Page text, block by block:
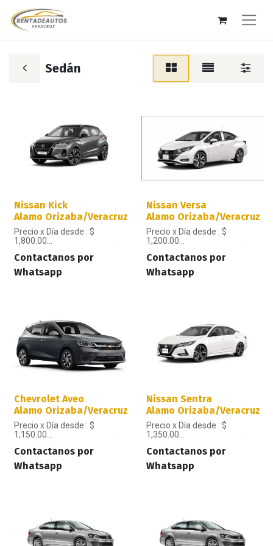
Sedán
Nissan Kick
Alamo Orizaba/Veracruz
Precio x Día desde : $
1,800.00
10,800.00
Precio x Mes: $ 43,200.00
Contactanos por
Whatsapp
Nissan Versa
Alamo Orizaba/Veracruz
Precio x Día desde : $
1,200.00
7,200.00
Precio x Mes: $ 28,800.00
Contactanos por
Whatsapp
Chevrolet Aveo
Alamo Orizaba/Veracruz
Precio x Día desde : $
1,150.00
6,900.00
Precio x Mes: $ 27,600.00
Contactanos por
Whatsapp
Nissan Sentra
Alamo Orizaba/Veracruz
Precio x Día desde : $
1,350.00
8,100.00
Precio x Mes: $ 32,400.00
Contactanos por
Whatsapp